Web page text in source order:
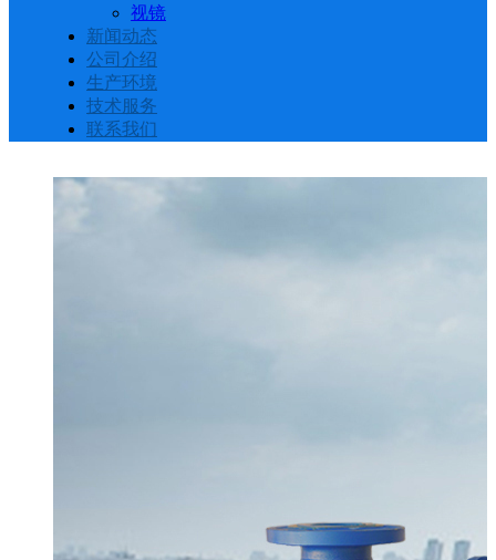
视镜
新闻动态
公司介绍
生产环境
技术服务
联系我们